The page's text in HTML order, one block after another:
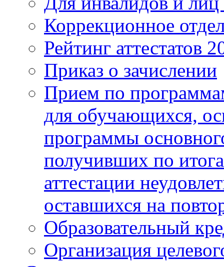
Коррекционное
Рейтинг аттестатов
Приказ о зачислении
Прием по
для обучающихся,
программы
получивших по
аттестации
оставшихся на
Образовательный
Организация